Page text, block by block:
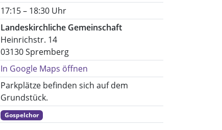
17:15 – 18:30 Uhr
Landeskirchliche Gemeinschaft
Heinrichstr. 14
03130 Spremberg
In Google Maps öffnen
Parkplätze befinden sich auf dem
Grundstück.
Gospelchor